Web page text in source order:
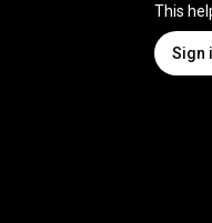
This
Sign